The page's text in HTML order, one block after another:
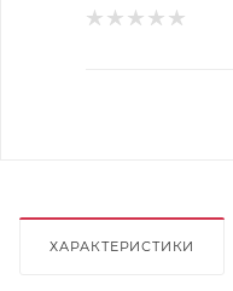
ХАРАКТЕРИСТИКИ